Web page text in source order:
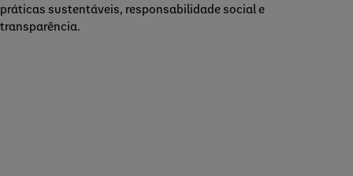
práticas sustentáveis, responsabilidade social e
transparência.